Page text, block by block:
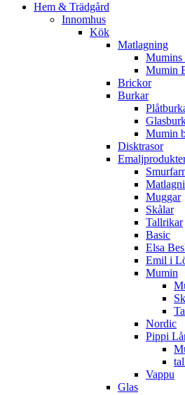
Hem & Trädgård
Innomhus
Kök
Matlagning
Mumins
Mumin
Brickor
Burkar
Mumin
Disktrasor
Muggar
Skålar
Tallrikar
Basic
Elsa
Emil i
Mumin
Nordic
Pippi
Vappu
Glas